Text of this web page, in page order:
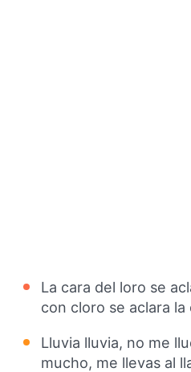
La cara del loro se
con cloro se aclara la
Lluvia lluvia, no me
mucho, me llevas al